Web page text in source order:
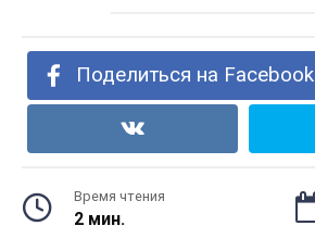
Поделиться на Facebook
Время чтения
2 мин.